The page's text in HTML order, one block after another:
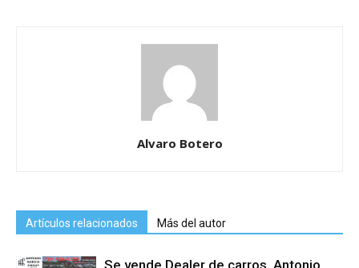
Alvaro Botero
Artículos relacionados Más del autor
Se vende Dealer de carros, Antonio